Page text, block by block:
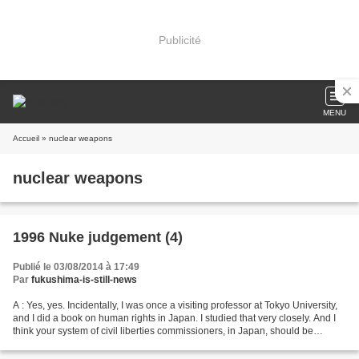
Publicité
MENU
Accueil » nuclear weapons
nuclear weapons
1996 Nuke judgement (4)
Publié le 03/08/2014 à 17:49
Par fukushima-is-still-news
A : Yes, yes. Incidentally, I was once a visiting professor at Tokyo University,
and I did a book on human rights in Japan. I studied that very closely. And I
think your system of civil liberties commissioners, in Japan, should be